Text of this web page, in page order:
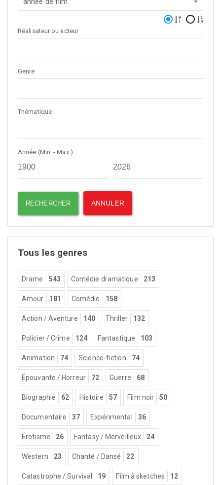
Réalisateur ou acteur
Genre
Thématique
Année (Min. - Max.)
Tous les genres
Drame 543 Comédie dramatique 213
Amour 181 Comédie 158
Action / Aventure 140 Thriller 132
Policier / Crime 124 Fantastique 103
Animation 74 Science-fiction 74
Épouvante / Horreur 72 Guerre 68
Biographie 62 Histoire 57 Film noir 50
Documentaire 37 Expérimental 36
Érotisme 26 Fantasy / Merveilleux 24
Western 23 Chanté / Dansé 22
Catastrophe / Survival 19 Film à sketches 12